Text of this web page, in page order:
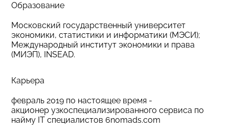
Образование
Московский государственный университет
экономики, статистики и информатики (МЭСИ);
Международный институт экономики и права
(МИЭП), INSEAD.
Карьера
февраль 2019 по настоящее время -
акционер узкоспециализированного сервиса по
найму IT специалистов 6nomads.com